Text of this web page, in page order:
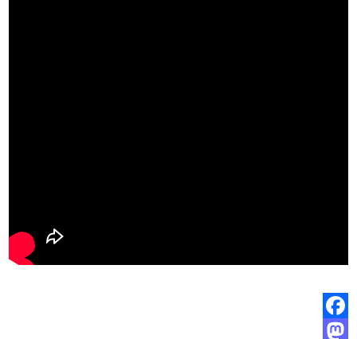
Facebook